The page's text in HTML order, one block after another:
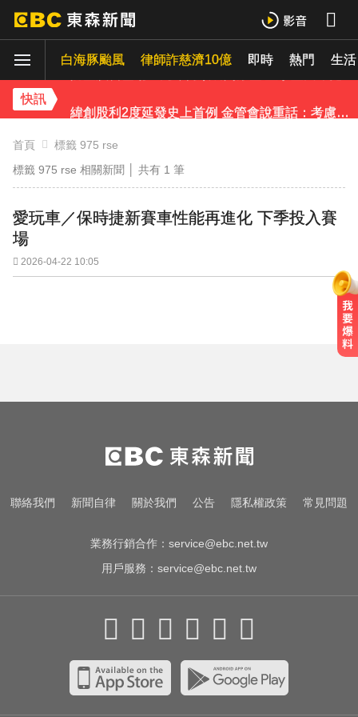
白海豚颱風 律師詐慈濟10億 即時 熱門 生活
快訊
慈濟採購BNT遭詐10億 基金會：將全力配合調查
防空演習登場！高雄街頭瞬間淨空 直擊畫面曝光
下載東森App，隨時掌握天下大小事！
首頁
標籤 975 rse
標籤 975 rse 相關新聞 │ 共有 1 筆
愛玩車／保時捷新賽車性能再進化 下季投入賽
場
2026-04-22 10:05
聯絡我們 新聞自律 關於我們 公告 隱私權政策 常見問題
業務行銷合作： service@ebc.net.tw
用戶服務： service@ebc.net.tw